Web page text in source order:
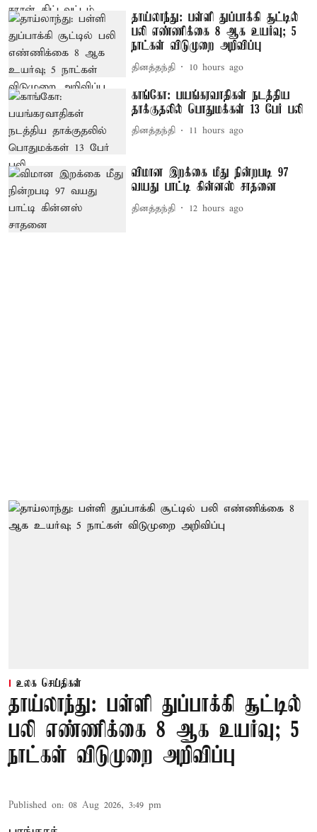
தாய்லாந்து: பள்ளி துப்பாக்கி சூட்டில்
பலி எண்ணிக்கை 8 ஆக உயர்வு; 5
நாட்கள் விடுமுறை அறிவிப்பு
தினத்தந்தி 10 hours ago
காங்கோ: பயங்கரவாதிகள் நடத்திய
தாக்குதலில் பொதுமக்கள் 13 பேர் பலி
தினத்தந்தி 11 hours ago
விமான இறக்கை மீது நின்றபடி 97
வயது பாட்டி கின்னஸ் சாதனை
தினத்தந்தி 12 hours ago
உலக செய்திகள்
தாய்லாந்து: பள்ளி துப்பாக்கி சூட்டில்
பலி எண்ணிக்கை 8 ஆக உயர்வு; 5
நாட்கள் விடுமுறை அறிவிப்பு
Published on: 08 Aug 2026, 3:49 pm